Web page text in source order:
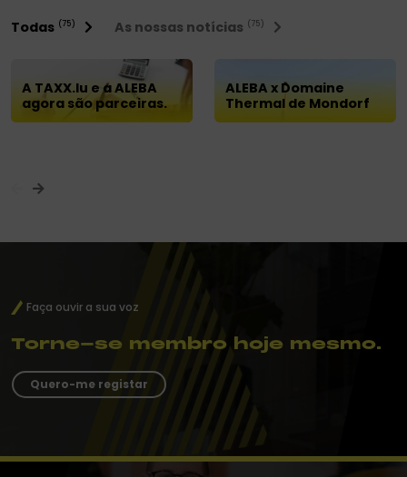
Todas (75) As nossas notícias (75)
A TAXX.lu e a ALEBA
agora são parceiras.
ALEBA x Domaine
Thermal de Mondorf
Faça ouvir a sua voz
Torne-se membro hoje mesmo.
Quero-me registar